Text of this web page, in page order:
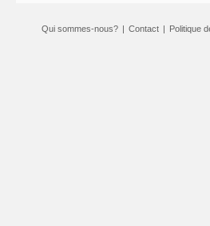
Qui sommes-nous? | Contact | Politique